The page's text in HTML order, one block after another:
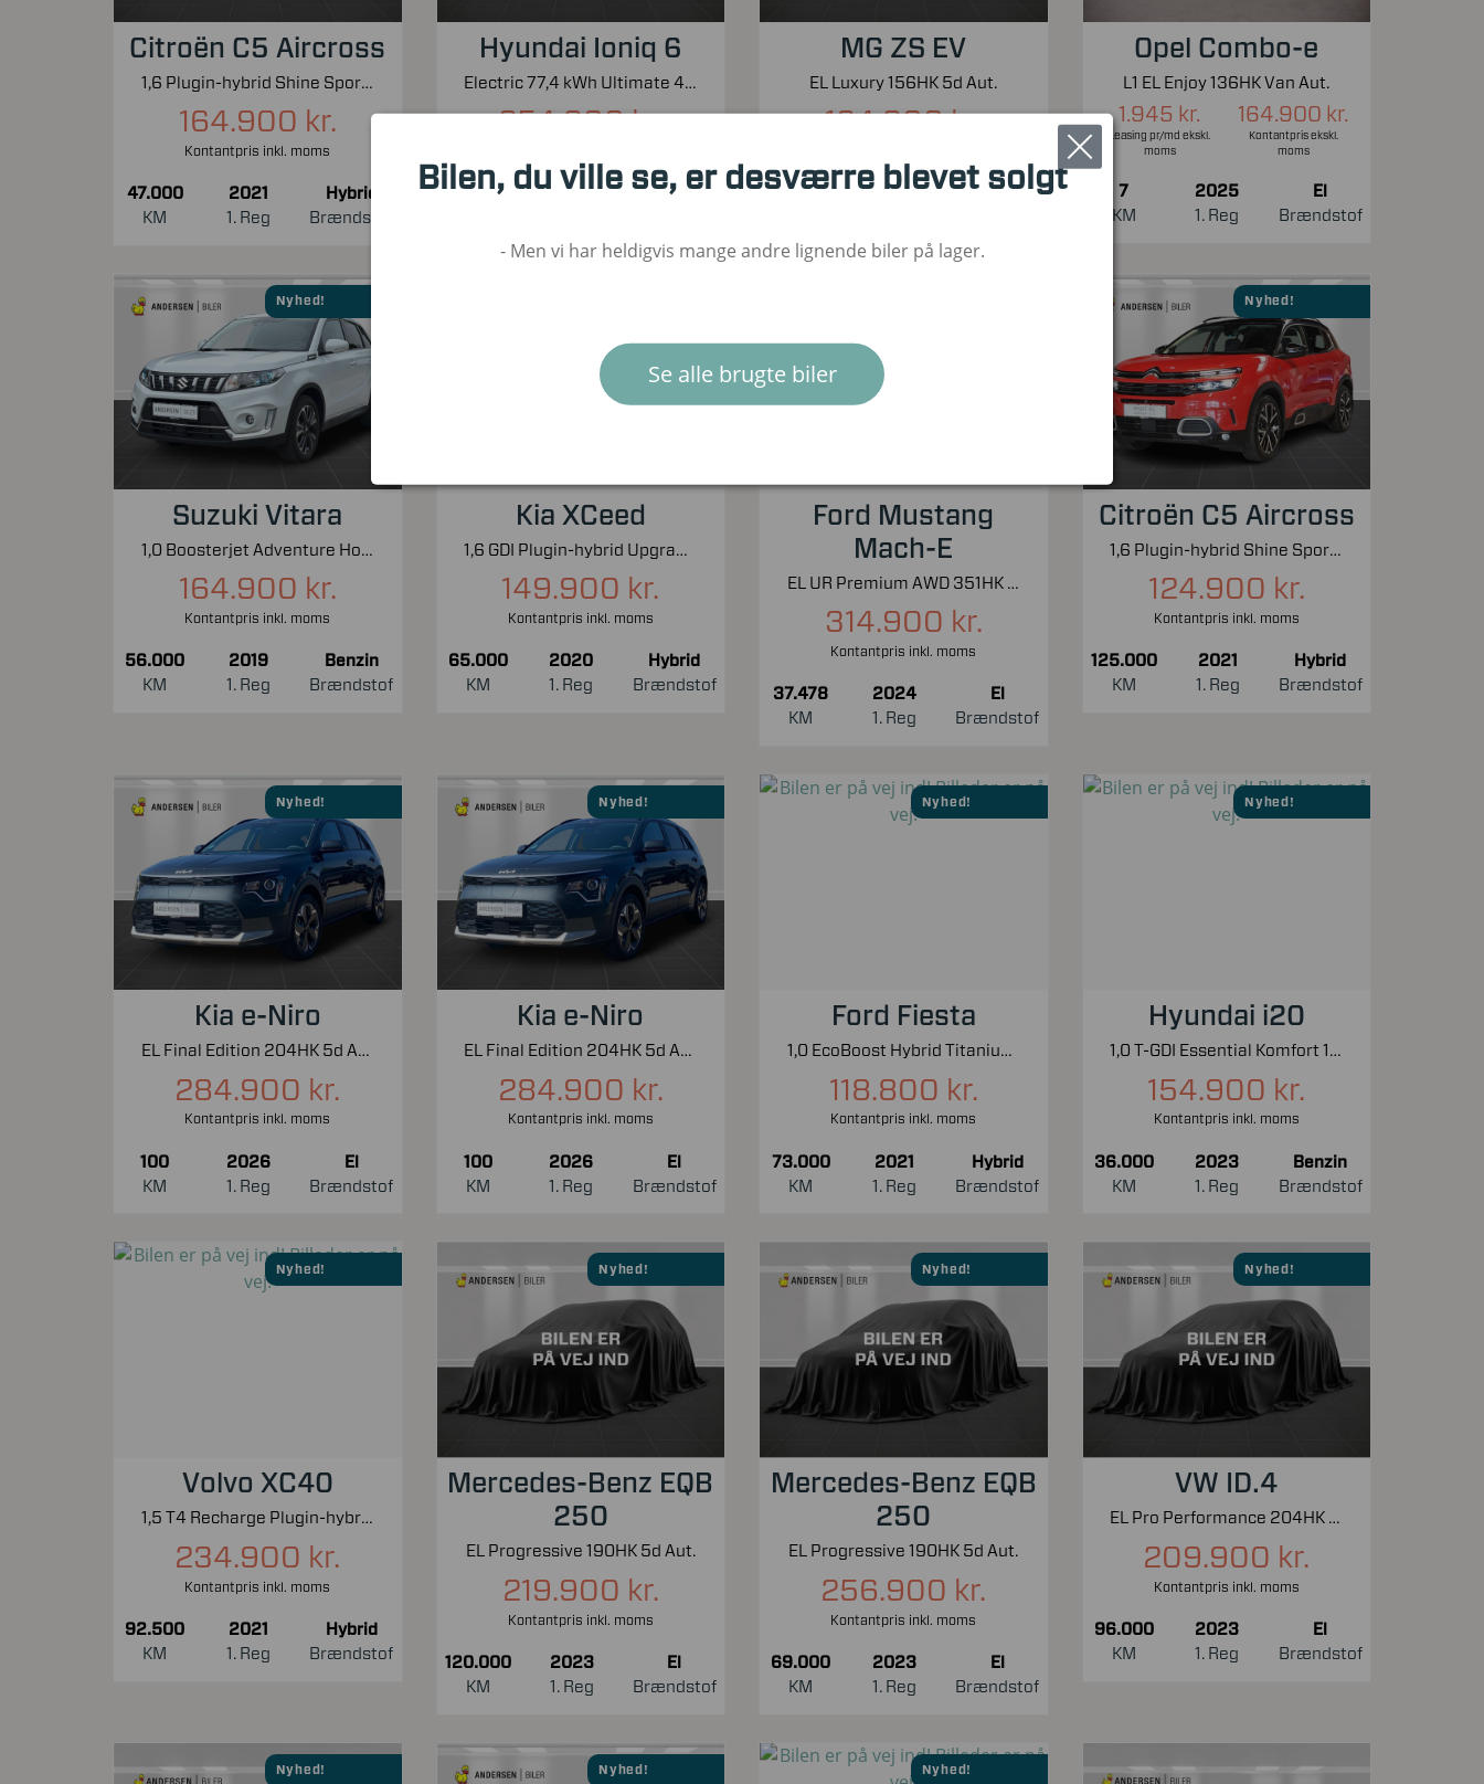
Citroën C5 Aircross
1,6 Plugin-hybrid Shine Sport EAT8 225HK 5d 8g Aut.
164.900 kr.
Kontantpris inkl. moms
47.000
KM
2021
1. Reg
Hybrid
Brændstof
Hyundai Ioniq 6
Electric 77,4 kWh Ultimate 4WD 325HK Aut.
254.900 kr.
54.000
2023
El
MG ZS EV
EL Luxury 156HK 5d Aut.
164.900 kr.
30.000
2023
El
Opel Combo-e
L1 EL Enjoy 136HK Van Aut.
1.945 kr.
Leasing pr/md ekskl.
moms
164.900 kr.
Kontantpris ekskl.
moms
7
KM
2025
1. Reg
El
Brændstof
Nyhed!
Suzuki Vitara
1,0 Boosterjet Adventure Holiday 112HK 5d 6g Aut.
164.900 kr.
Kontantpris inkl. moms
56.000
KM
2019
1. Reg
Benzin
Brændstof
Kia XCeed
1,6 GDI Plugin-hybrid Upgrade m/Plus DCT 141HK 5d 6g Aut.
149.900 kr.
Kontantpris inkl. moms
65.000
KM
2020
1. Reg
Hybrid
Brændstof
Ford Mustang
Mach-E
EL UR Premium AWD 351HK 5d Aut.
314.900 kr.
Kontantpris inkl. moms
37.478
KM
2024
1. Reg
El
Brændstof
Nyhed!
Citroën C5 Aircross
1,6 Plugin-hybrid Shine Sport EAT8 225HK 5d 8g Aut.
124.900 kr.
Kontantpris inkl. moms
125.000
KM
2021
1. Reg
Hybrid
Brændstof
Nyhed!
Kia e-Niro
EL Final Edition 204HK 5d Aut.
284.900 kr.
Kontantpris inkl. moms
100
KM
2026
1. Reg
El
Brændstof
Nyhed!
Kia e-Niro
EL Final Edition 204HK 5d Aut.
284.900 kr.
Kontantpris inkl. moms
100
KM
2026
1. Reg
El
Brændstof
Nyhed!
Ford Fiesta
1,0 EcoBoost Hybrid Titanium X Start/Stop 125HK 5d 6g
118.800 kr.
Kontantpris inkl. moms
73.000
KM
2021
1. Reg
Hybrid
Brændstof
Nyhed!
Hyundai i20
1,0 T-GDI Essential Komfort 100HK 5d 6g
154.900 kr.
Kontantpris inkl. moms
36.000
KM
2023
1. Reg
Benzin
Brændstof
Nyhed!
Volvo XC40
1,5 T4 Recharge Plugin-hybrid Inscription Expression 211HK 5d 7g Aut.
234.900 kr.
Kontantpris inkl. moms
92.500
KM
2021
1. Reg
Hybrid
Brændstof
Nyhed!
Mercedes-Benz EQB
250
EL Progressive 190HK 5d Aut.
219.900 kr.
Kontantpris inkl. moms
120.000
KM
2023
1. Reg
El
Brændstof
Nyhed!
Mercedes-Benz EQB
250
EL Progressive 190HK 5d Aut.
256.900 kr.
Kontantpris inkl. moms
69.000
KM
2023
1. Reg
El
Brændstof
Nyhed!
VW ID.4
EL Pro Performance 204HK 5d Aut.
209.900 kr.
Kontantpris inkl. moms
96.000
KM
2023
1. Reg
El
Brændstof
Nyhed! Nyhed! Nyhed!
Bilen, du ville se, er desværre blevet solgt
- Men vi har heldigvis mange andre lignende biler på lager.
Se alle brugte biler